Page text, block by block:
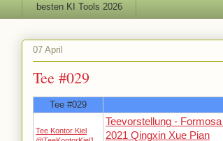
besten KI Tools 2026
07 April
Tee #029
Tee #029
Tee Kontor Kiel
Teevorstellung -
2021 Qingxin Xue Pian